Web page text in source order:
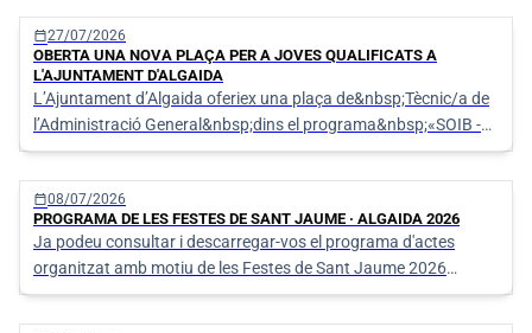
Llistat de notícies
calendar_today27/07/2026
OBERTA UNA NOVA PLAÇA PER A JOVES QUALIFICATS A
L'AJUNTAMENT D'ALGAIDA
L’Ajuntament d’Algaida oferiex una plaça de&nbsp;Tècnic/a de
l’Administració General&nbsp;dins el programa&nbsp;«SOIB -
Oportunitats d’Ocupació per a Persones Joves Qualifi
calendar_today08/07/2026
PROGRAMA DE LES FESTES DE SANT JAUME · ALGAIDA 2026
Ja podeu consultar i descarregar-vos el programa d'actes
organitzat amb motiu de les Festes de Sant Jaume 2026
d'Algaida.